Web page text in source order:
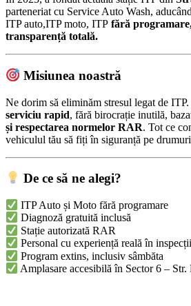
parteneriat cu Service Auto Wash,
ITP auto,ITP moto, ITP fără
transparență totală.
Misiunea noastră
Ne dorim să eliminăm stresul legat de
serviciu rapid, fără birocrație inutilă,
și respectarea normelor RAR. Tot ce
vehiculul tău să fiți în siguranță pe
De ce să ne alegi?
ITP Auto și Moto fără programare
Diagnoză gratuită inclusă
Stație autorizată RAR
Personal cu experiență reală în inspecții
Program extins, inclusiv sâmbăta
Amplasare accesibilă în Sector 6 – Str.